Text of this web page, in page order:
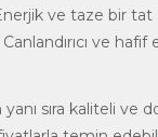
ve taze bir tat
Canlandırıcı ve
yanı sıra kaliteli